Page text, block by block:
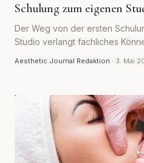
Schulung zum eigenen
Der Weg von der ersten
Studio verlangt fachliches
Aesthetic Journal Redaktion · 3. Mai